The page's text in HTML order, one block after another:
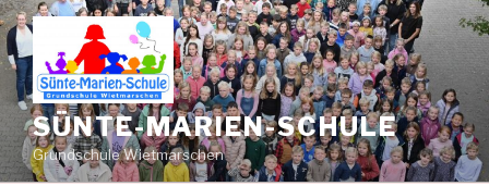
Zum
Inhalt
springen
SÜNTE-MARIEN-SCHULE
Grundschule Wietmarschen